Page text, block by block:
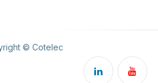
© Cotelec